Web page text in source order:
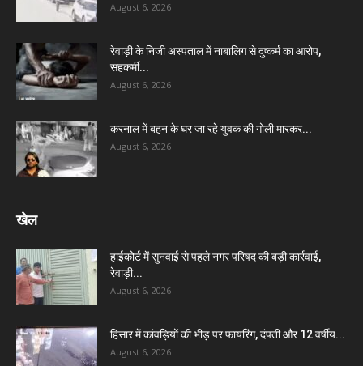
August 6, 2026
रेवाड़ी के निजी अस्पताल में नाबालिग से दुष्कर्म का आरोप,
सहकर्मी...
August 6, 2026
करनाल में बहन के घर जा रहे युवक की गोली मारकर...
August 6, 2026
खेल
हाईकोर्ट में सुनवाई से पहले नगर परिषद की बड़ी कार्रवाई,
रेवाड़ी...
August 6, 2026
हिसार में कांवड़ियों की भीड़ पर फायरिंग, दंपती और 12 वर्षीय...
August 6, 2026